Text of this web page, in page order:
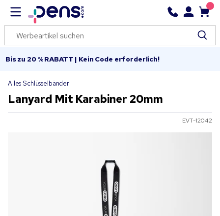
Bis zu 20 % RABATT | Kein Code erforderlich!
Alles Schlüsselbänder
Lanyard Mit Karabiner 20mm
EVT-12042